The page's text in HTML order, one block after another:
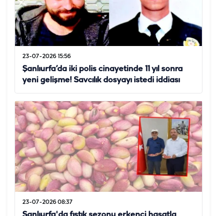
23-07-2026 15:56
Şanlıurfa’da iki polis cinayetinde 11 yıl sonra
yeni gelişme! Savcılık dosyayı istedi iddiası
23-07-2026 08:37